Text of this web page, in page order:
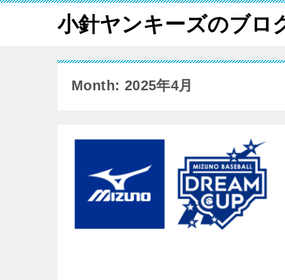
小針ヤンキーズのブロ
Month: 2025年4月